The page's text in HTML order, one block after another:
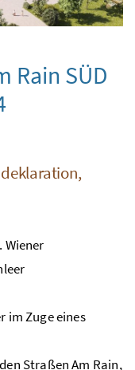
Rain SÜD
Wiener
im Zuge eines
Straßen Am Rain,